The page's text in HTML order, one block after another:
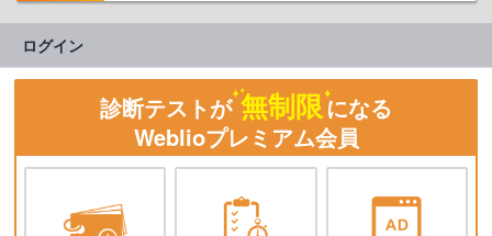
ログイン
診断テストが 無制限になる
Weblioプレミアム会員